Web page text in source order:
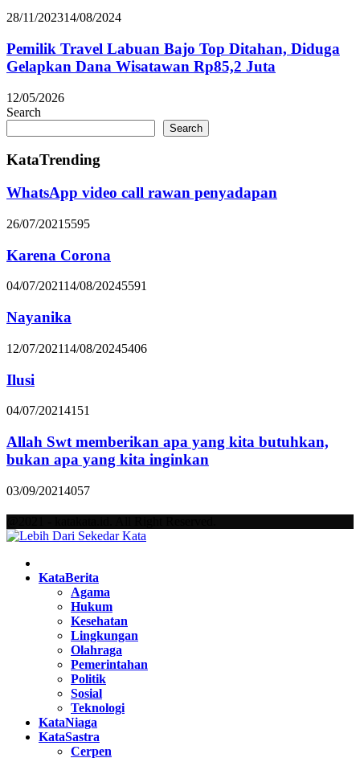
28/11/202314/08/2024
Pemilik Travel Labuan Bajo Top Ditahan, Diduga
Gelapkan Dana Wisatawan Rp85,2 Juta
12/05/2026
Search
Search
KataTrending
WhatsApp video call rawan penyadapan
26/07/2021 5595
Karena Corona
04/07/202114/08/20245591
Nayanika
12/07/202114/08/20245406
Ilusi
04/07/20214151
Allah Swt memberikan apa yang kita butuhkan,
bukan apa yang kita inginkan
03/09/20214057
KataBerita
Agama
Hukum
Kesehatan
Lingkungan
Olahraga
Pemerintahan
Politik
Sosial
Teknologi
KataNiaga
KataSastra
Cerpen